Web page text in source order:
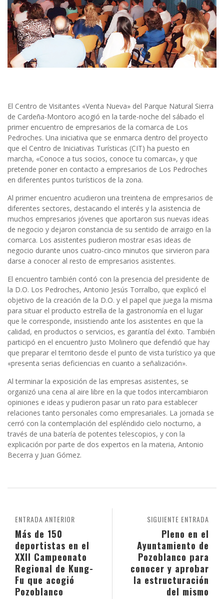
El Centro de Visitantes «Venta Nueva» del Parque Natural Sierra
de Cardeña-Montoro acogió en la tarde-noche del sábado el
primer encuentro de empresarios de la comarca de Los
Pedroches. Una iniciativa que se enmarca dentro del proyecto
que el Centro de Iniciativas Turísticas (CIT) ha puesto en
marcha, «Conoce a tus socios, conoce tu comarca», y que
pretende poner en contacto a empresarios de Los Pedroches
en diferentes puntos turísticos de la zona.
Al primer encuentro acudieron una treintena de empresarios de
diferentes sectores, destacando el interés y la asistencia de
muchos empresarios jóvenes que aportaron sus nuevas ideas
de negocio y dejaron constancia de su sentido de arraigo en la
comarca. Los asistentes pudieron mostrar esas ideas de
negocio durante unos cuatro-cinco minutos que sirvieron para
darse a conocer al resto de empresarios asistentes.
El encuentro también contó con la presencia del presidente de
la D.O. Los Pedroches, Antonio Jesús Torralbo, que explicó el
objetivo de la creación de la D.O. y el papel que juega la misma
para situar el producto estrella de la gastronomía en el lugar
que le corresponde, insistiendo ante los asistentes en que la
calidad, en productos o servicios, es garantía del éxito. También
participó en el encuentro Justo Molinero que defendió que hay
que preparar el territorio desde el punto de vista turístico ya que
«presenta serias deficiencias en cuanto a señalización».
Al terminar la exposición de las empresas asistentes, se
organizó una cena al aire libre en la que todos intercambiaron
opiniones e ideas y pudieron pasar un rato para establecer
relaciones tanto personales como empresariales. La jornada se
cerró con la contemplación del espléndido cielo nocturno, a
través de una batería de potentes telescopios, y con la
explicación por parte de dos expertos en la materia, Antonio
Becerra y Juan Gómez.
SIGUIENTE ENTRADA
Pleno en el
Ayuntamiento de
Pozoblanco para
conocer y aprobar
la estructuración
del mismo
ENTRADA ANTERIOR
Más de 150
deportistas en el
XXII Campeonato
Regional de Kung-
Fu que acogió
Pozoblanco